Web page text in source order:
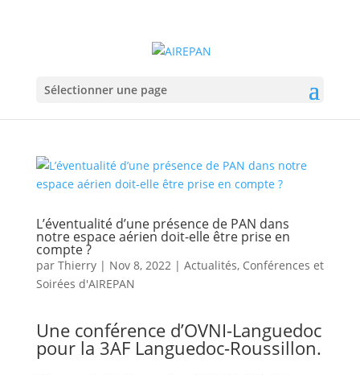
Sélectionner une page
L’éventualité d’une présence de PAN dans
notre espace aérien doit-elle être prise en
compte ?
par Thierry| Nov 8, 2022| Actualités, Conférences et
Soirées d'AIREPAN
Une conférence d’OVNI-Languedoc
pour la 3AF Languedoc-Roussillon.